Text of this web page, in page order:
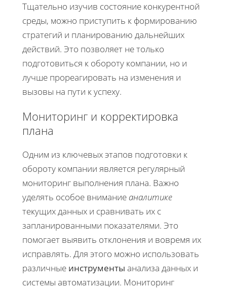
Тщательно изучив состояние конкурентной
среды, можно приступить к формированию
стратегий и планированию дальнейших
действий. Это позволяет не только
подготовиться к обороту компании, но и
лучше прореагировать на изменения и
вызовы на пути к успеху.
Мониторинг и корректировка
плана
Одним из ключевых этапов подготовки к
обороту компании является регулярный
мониторинг выполнения плана. Важно
уделять особое внимание аналитике
текущих данных и сравнивать их с
запланированными показателями. Это
помогает выявить отклонения и вовремя их
исправлять. Для этого можно использовать
различные инструменты анализа данных и
системы автоматизации. Мониторинг